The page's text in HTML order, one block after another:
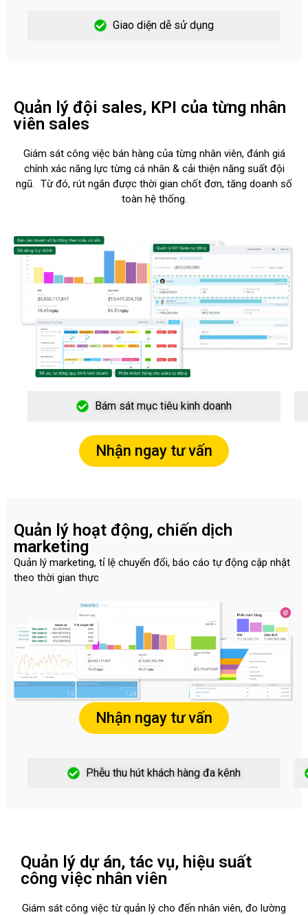
Giao diện dễ sử dụng
Quản lý đội sales, KPI của từng nhân
viên sales
Giám sát công việc bán hàng của từng nhân viên, đánh giá
chính xác năng lực từng cá nhân & cải thiện năng suất đội
ngũ. Từ đó, rút ngắn được thời gian chốt đơn, tăng doanh số
toàn hệ thống.
Bám sát mục tiêu kinh doanh
Nhận ngay tư vấn
Quản lý hoạt động, chiến dịch
marketing
Quản lý marketing, tỉ lệ chuyển đổi, báo cáo tự động cập nhật
theo thời gian thực
Nhận ngay tư vấn
Phễu thu hút khách hàng đa kênh
Quản lý dự án, tác vụ, hiệu suất
công việc nhân viên
Giám sát công việc từ quản lý cho đến nhân viên, đo lường